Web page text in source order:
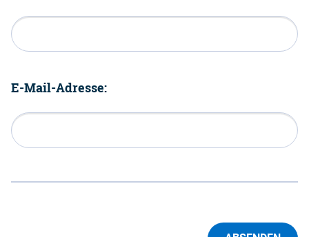
E-Mail-Adresse: